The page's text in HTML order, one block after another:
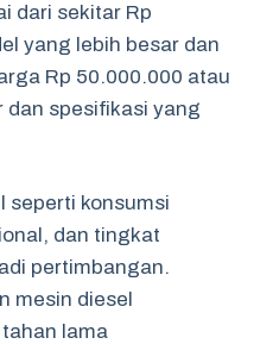
dari sekitar Rp
yang lebih besar dan
Rp 50.000.000 atau
spesifikasi yang
seperti konsumsi
dan tingkat
pertimbangan.
mesin diesel
lama